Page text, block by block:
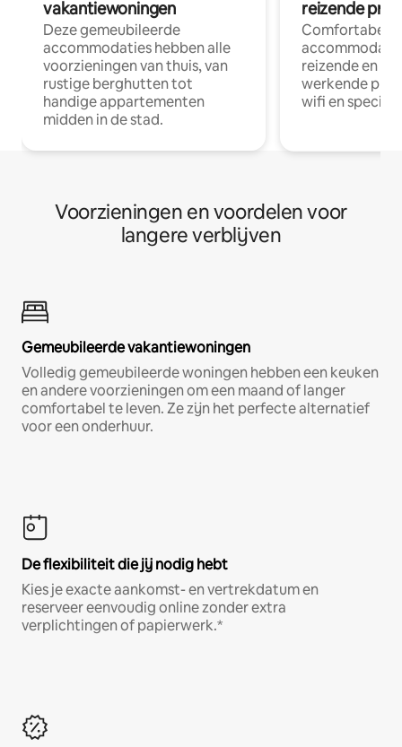
vakantiewoningen
Deze gemeubileerde
accommodaties hebben alle
voorzieningen van thuis, van
rustige berghutten tot
handige appartementen
midden in de stad.
reizende
Comfortabele
reizende en
werkende
wifi en
Voorzieningen en voordelen voor
langere verblijven
Gemeubileerde vakantiewoningen
Volledig gemeubileerde woningen hebben een keuken
en andere voorzieningen om een maand of langer
comfortabel te leven. Ze zijn het perfecte alternatief
voor een onderhuur.
De flexibiliteit die jij nodig hebt
Kies je exacte aankomst- en vertrekdatum en
reserveer eenvoudig online zonder extra
verplichtingen of papierwerk.*